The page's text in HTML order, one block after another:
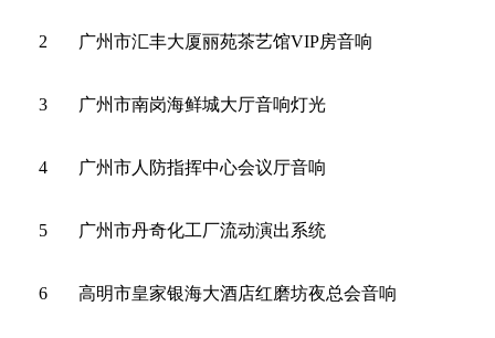
2 广州市汇丰大厦丽苑茶艺馆VIP房音响
3 广州市南岗海鲜城大厅音响灯光
4 广州市人防指挥中心会议厅音响
5 广州市丹奇化工厂流动演出系统
6 高明市皇家银海大酒店红磨坊夜总会音响